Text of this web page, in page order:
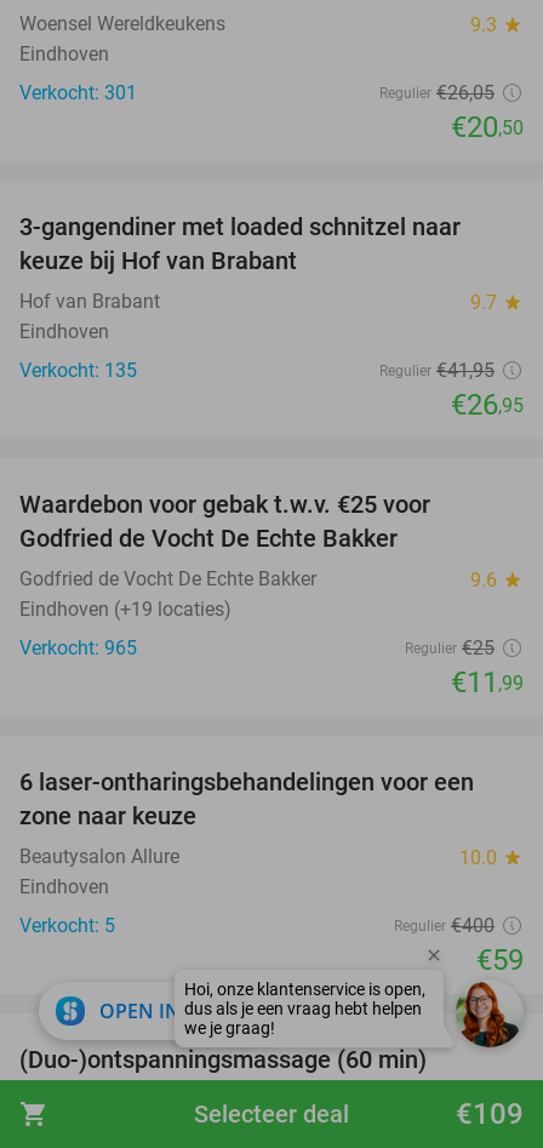
shopping_cart €109
Selecteer deal
Woensel Wereldkeukens 9.3 star
Eindhoven
Verkocht: 301
Regulier €26,05
€20,50
3-gangendiner met loaded schnitzel naar
keuze bij Hof van Brabant
Hof van Brabant 9.7 star
Eindhoven
Verkocht: 135
Regulier €41,95
€26,95
Waardebon voor gebak t.w.v. €25 voor
Godfried de Vocht De Echte Bakker
Godfried de Vocht De Echte Bakker 9.6 star
Eindhoven (+19 locaties)
Verkocht: 965
Regulier €25
€11 ,99
85%
6 laser-ontharingsbehandelingen voor een
zone naar keuze
Beautysalon Allure 10.0 star
Eindhoven
Verkocht: 5
Regulier €400
€59
favorite_border
(Duo-)ontspanningsmassage (60 min)
Massagepraktijk Vitruvius 9.9star
Nuenen
OPEN IN APP close